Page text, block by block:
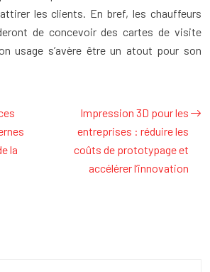
les clients. En bref, les chauffeurs
de concevoir des cartes de visite
usage s’avère être un atout pour son
la
Impression 3D pour les
entreprises : réduire les
coûts de prototypage et
accélérer l’innovation